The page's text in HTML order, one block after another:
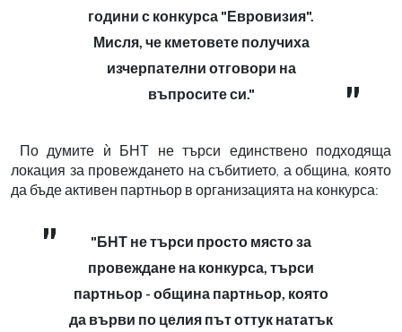
години с конкурса "Евровизия".
Мисля, че кметовете получиха
изчерпателни отговори на
въпросите си."
По думите ѝ БНТ не търси единствено подходяща
локация за провеждането на събитието, а община, която
да бъде активен партньор в организацията на конкурса:
"БНТ не търси просто място за
провеждане на конкурса, търси
партньор - община партньор, която
да върви по целия път оттук нататък